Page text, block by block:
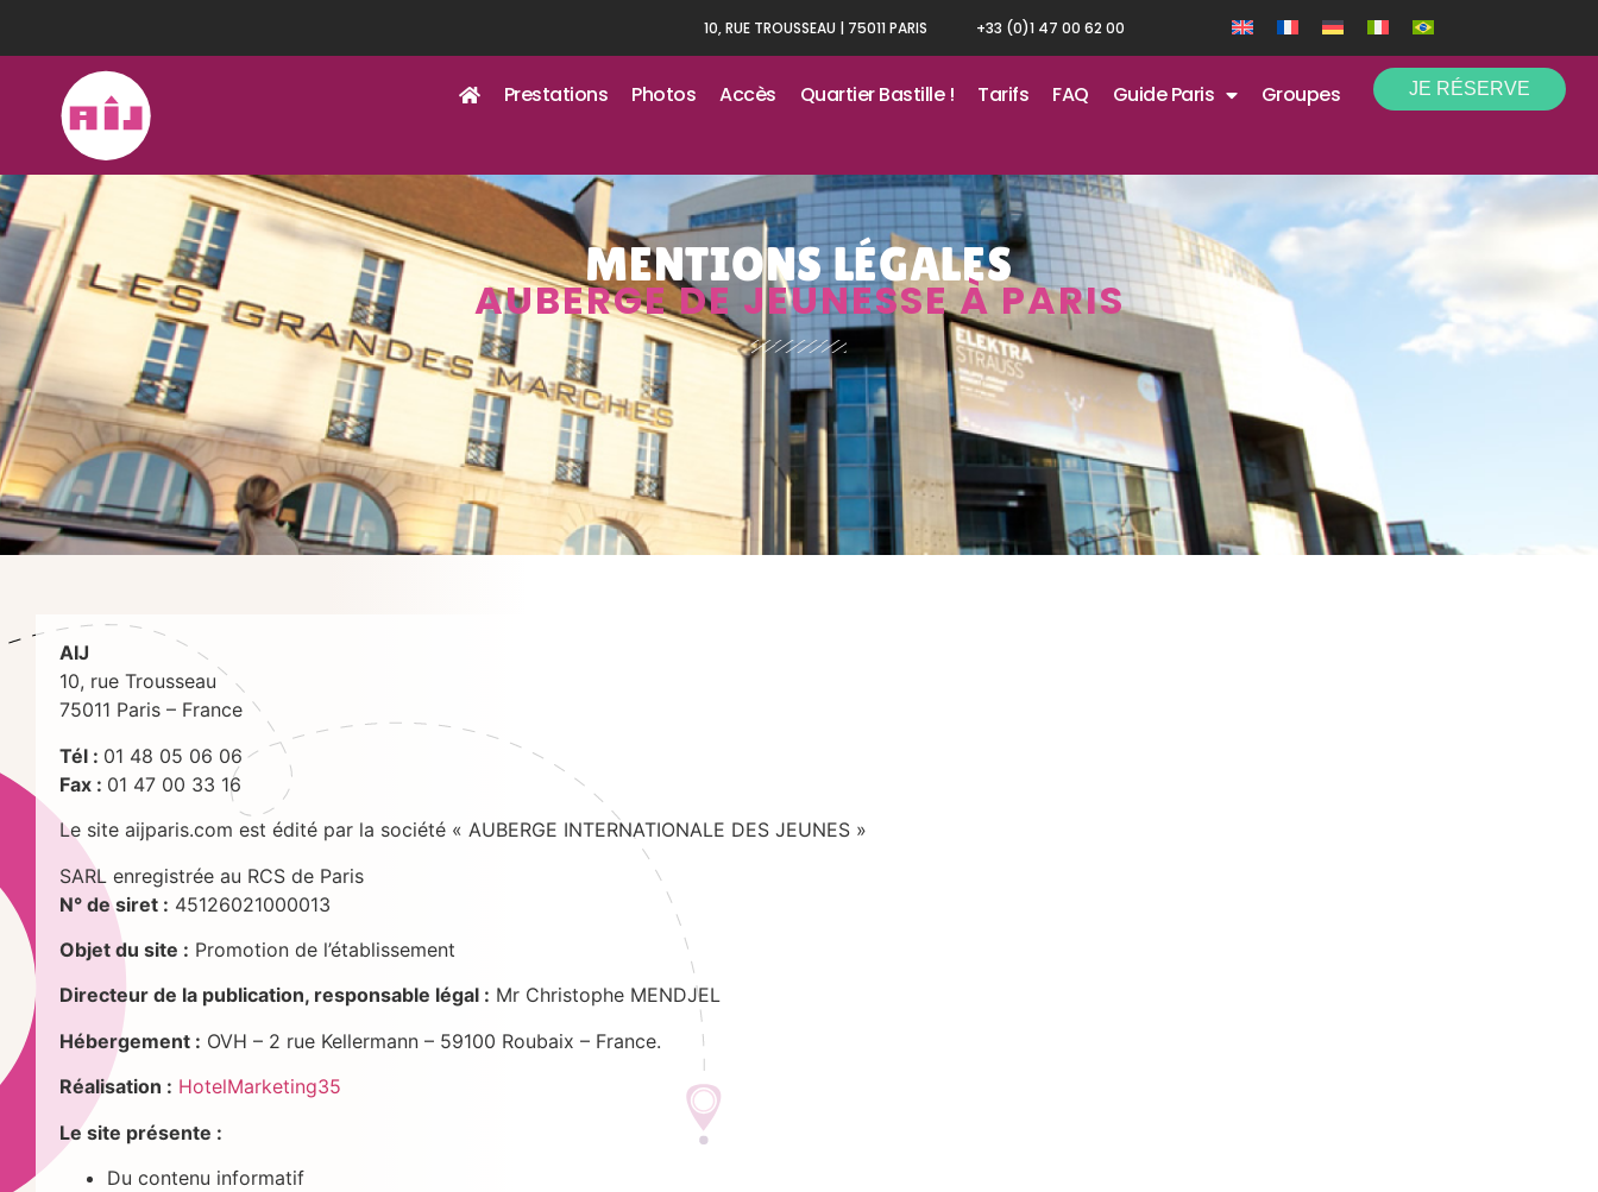
10, RUE TROUSSEAU | 75011 PARIS +33 (0)1 47 00 62 00
Prestations Photos Accès Quartier Bastille ! Tarifs FAQ Guide Paris Groupes JE RÉSERVE
MENTIONS LÉGALES
AUBERGE DE JEUNESSE À PARIS
AIJ
10, rue Trousseau
75011 Paris – France
Tél : 01 48 05 06 06
Fax : 01 47 00 33 16
Le site aijparis.com est édité par la société « AUBERGE INTERNATIONALE DES JEUNES »
SARL enregistrée au RCS de Paris
N° de siret : 45126021000013
Objet du site : Promotion de l’établissement
Directeur de la publication, responsable légal : Mr Christophe MENDJEL
Hébergement : OVH – 2 rue Kellermann – 59100 Roubaix – France.
Réalisation : HotelMarketing35
Le site présente :
Du contenu informatif